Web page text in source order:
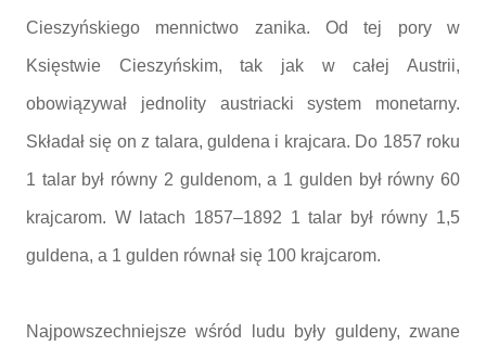
Cieszyńskiego mennictwo zanika. Od tej pory w
Księstwie Cieszyńskim, tak jak w całej Austrii,
obowiązywał jednolity austriacki system monetarny.
Składał się on z talara, guldena i krajcara. Do 1857 roku
1 talar był równy 2 guldenom, a 1 gulden był równy 60
krajcarom. W latach 1857–1892 1 talar był równy 1,5
guldena, a 1 gulden równał się 100 krajcarom.
Najpowszechniejsze wśród ludu były guldeny, zwane